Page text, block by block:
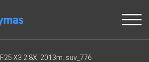
F25 X3 2.8Xi 2013m. suv_776